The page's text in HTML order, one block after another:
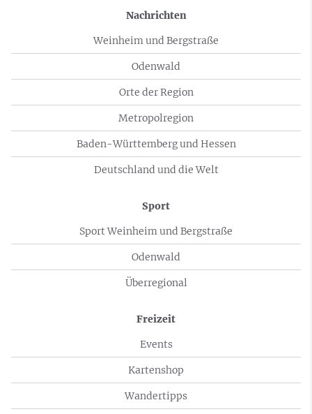
Nachrichten
Weinheim und Bergstraße
Odenwald
Orte der Region
Metropolregion
Baden-Württemberg und Hessen
Deutschland und die Welt
Sport
Sport Weinheim und Bergstraße
Odenwald
Überregional
Freizeit
Events
Kartenshop
Wandertipps